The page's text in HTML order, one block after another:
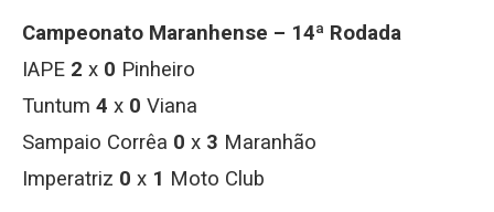
Campeonato Maranhense – 14ª Rodada
IAPE 2 x 0 Pinheiro
Tuntum 4 x 0 Viana
Sampaio Corrêa 0 x 3 Maranhão
Imperatriz 0 x 1 Moto Club